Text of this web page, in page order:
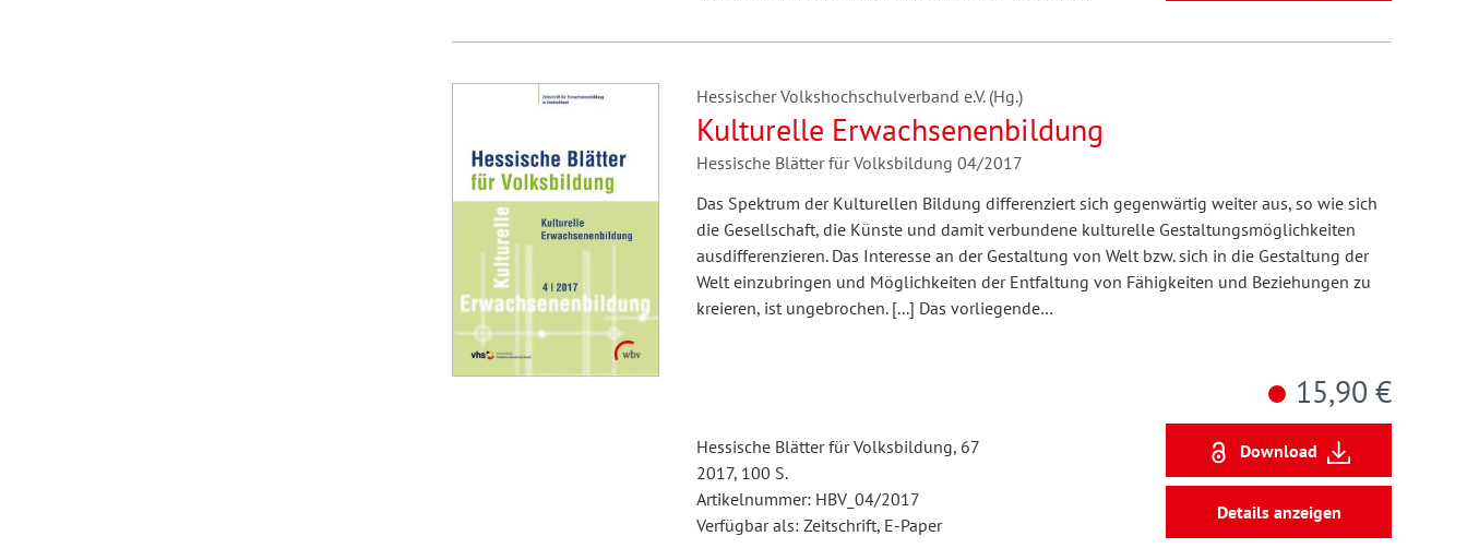
Hessischer Volkshochschulverband e.V. (Hg.)
Kulturelle Erwachsenenbildung
Hessische Blätter für Volksbildung 04/2017
Das Spektrum der Kulturellen Bildung differenziert sich gegenwärtig weiter aus, so wie sich
die Gesellschaft, die Künste und damit verbundene kulturelle Gestaltungsmöglichkeiten
ausdifferenzieren. Das Interesse an der Gestaltung von Welt bzw. sich in die Gestaltung der
Welt einzubringen und Möglichkeiten der Entfaltung von Fähigkeiten und Beziehungen zu
kreieren, ist ungebrochen. [...] Das vorliegende…
Hessische Blätter für Volksbildung, 67
2017, 100 S.
Artikelnummer: HBV_04/2017
Verfügbar als: Zeitschrift, E-Paper
15,90 €
Download
Details anzeigen